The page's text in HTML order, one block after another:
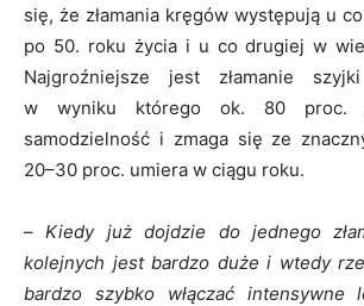
się, że złamania kręgów występują u
po 50. roku życia i u co drugiej w
Najgroźniejsze jest złamanie
w wyniku którego ok. 80 proc.
samodzielność i zmaga się ze
20–30 proc. umiera w ciągu roku.
–Kiedy już dojdzie do jednego
kolejnych jest bardzo duże i wtedy
bardzo szybko włączać intensywne